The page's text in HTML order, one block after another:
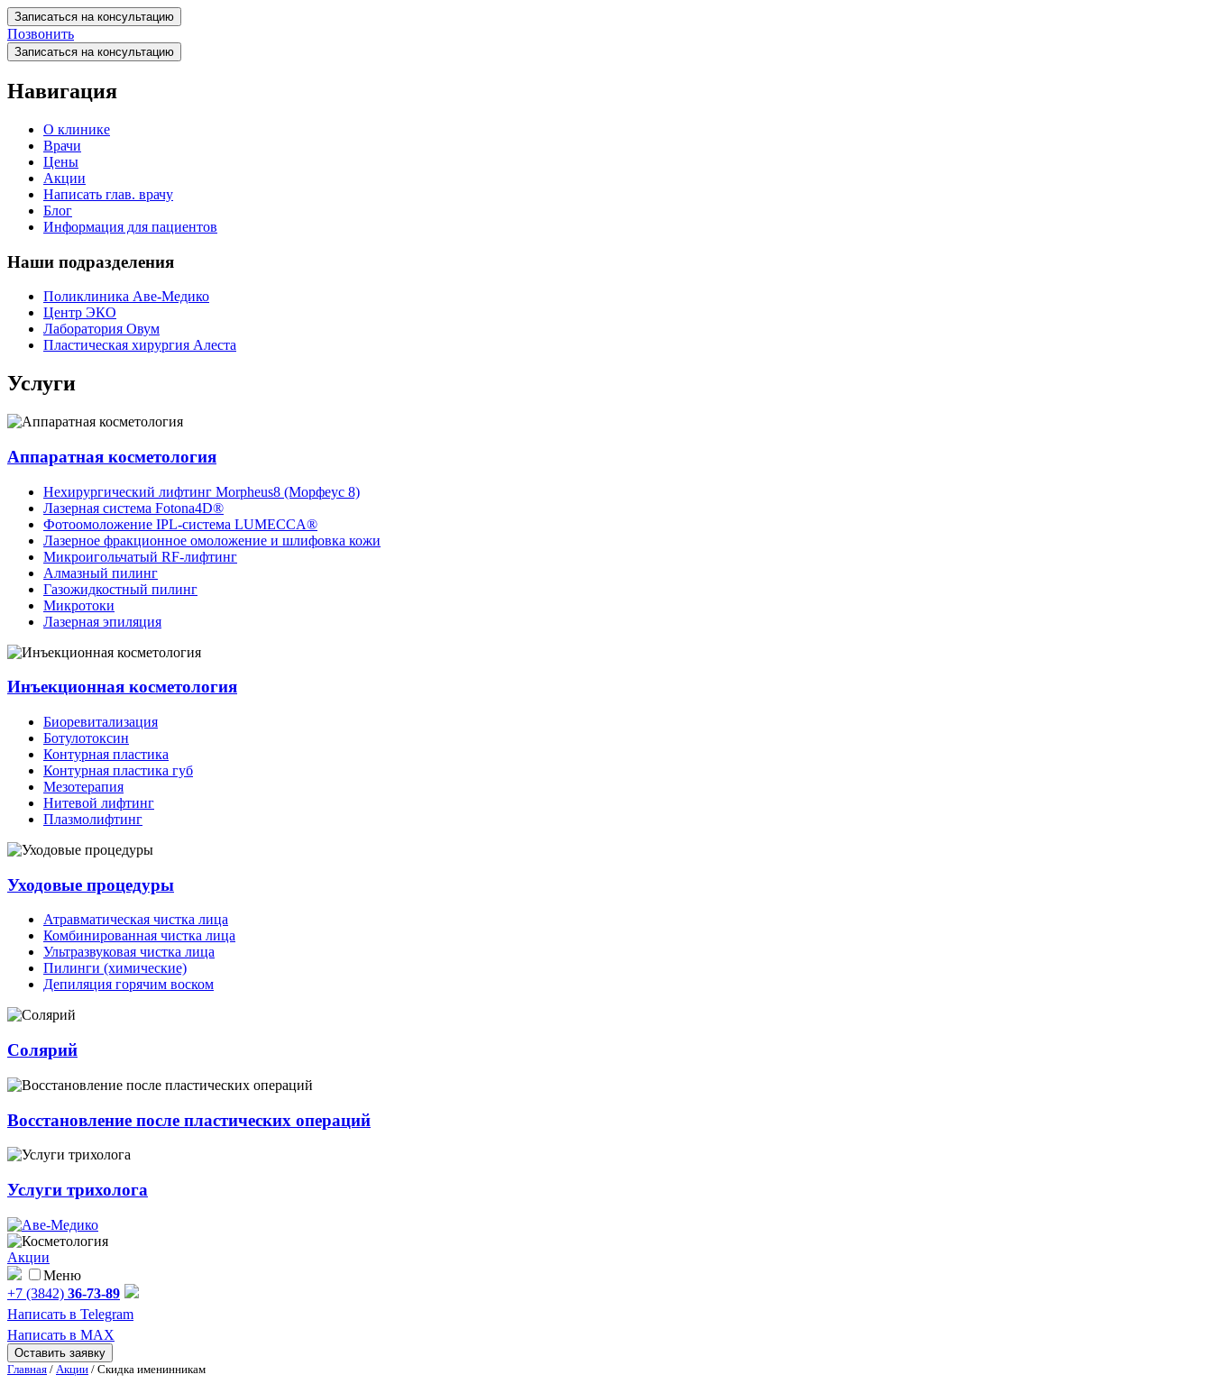
Записаться на консультацию
Позвонить
Записаться на консультацию
Навигация
О клинике
Врачи
Цены
Акции
Написать глав. врачу
Блог
Информация для пациентов
Наши подразделения
Поликлиника Аве-Медико
Центр ЭКО
Лаборатория Овум
Пластическая хирургия Алеста
Услуги
Аппаратная косметология
Нехирургический лифтинг Morpheus8 (Морфеус 8)
Лазерная система Fotona4D®
Фотоомоложение IPL-система LUMECCA®
Лазерное фракционное омоложение и шлифовка кожи
Микроигольчатый RF-лифтинг
Алмазный пилинг
Газожидкостный пилинг
Микротоки
Лазерная эпиляция
Инъекционная косметология
Биоревитализация
Ботулотоксин
Контурная пластика
Контурная пластика губ
Мезотерапия
Нитевой лифтинг
Плазмолифтинг
Уходовые процедуры
Атравматическая чистка лица
Комбинированная чистка лица
Ультразвуковая чистка лица
Пилинги (химические)
Депиляция горячим воском
Солярий
Восстановление после пластических операций
Услуги трихолога
Акции
Меню
+7 (3842) 36-73-89
Написать в Telegram
Написать в MAX
Оставить заявку
Главная / Акции / Скидка именинникам